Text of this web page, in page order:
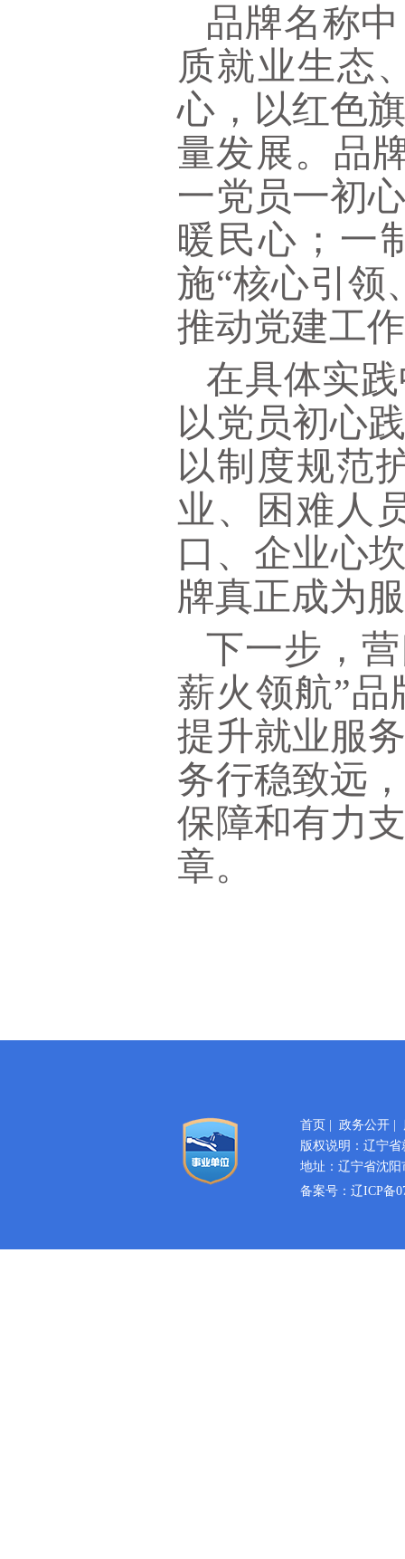
品牌名称
质就业生态
心，以红色
量发展。品
一党员一初
暖民心；一
施“核心引领
推动党建工
在具体实
以党员初心
以制度规范
业、困难人
口、企业心
牌真正成为
下一步，
薪火领航”
提升就业服
务行稳致远
保障和有力
章。
首页| 政务公开|
版权说明：辽宁
地址：辽宁省沈
备案号： 辽ICP备